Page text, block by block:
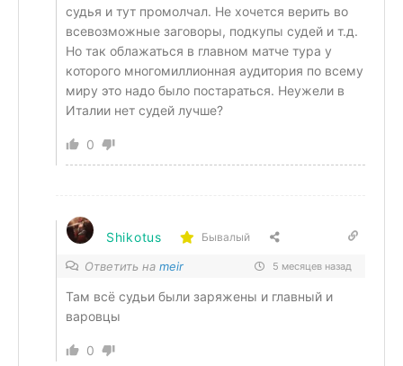
судья и тут промолчал. Не хочется верить во
всевозможные заговоры, подкупы судей и т.д.
Но так облажаться в главном матче тура у
которого многомиллионная аудитория по всему
миру это надо было постараться. Неужели в
Италии нет судей лучше?
0
Shikotus Бывалый
Ответить на meir 5 месяцев назад
Там всё судьи были заряжены и главный и
варовцы
0